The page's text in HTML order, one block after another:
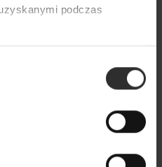
podczas